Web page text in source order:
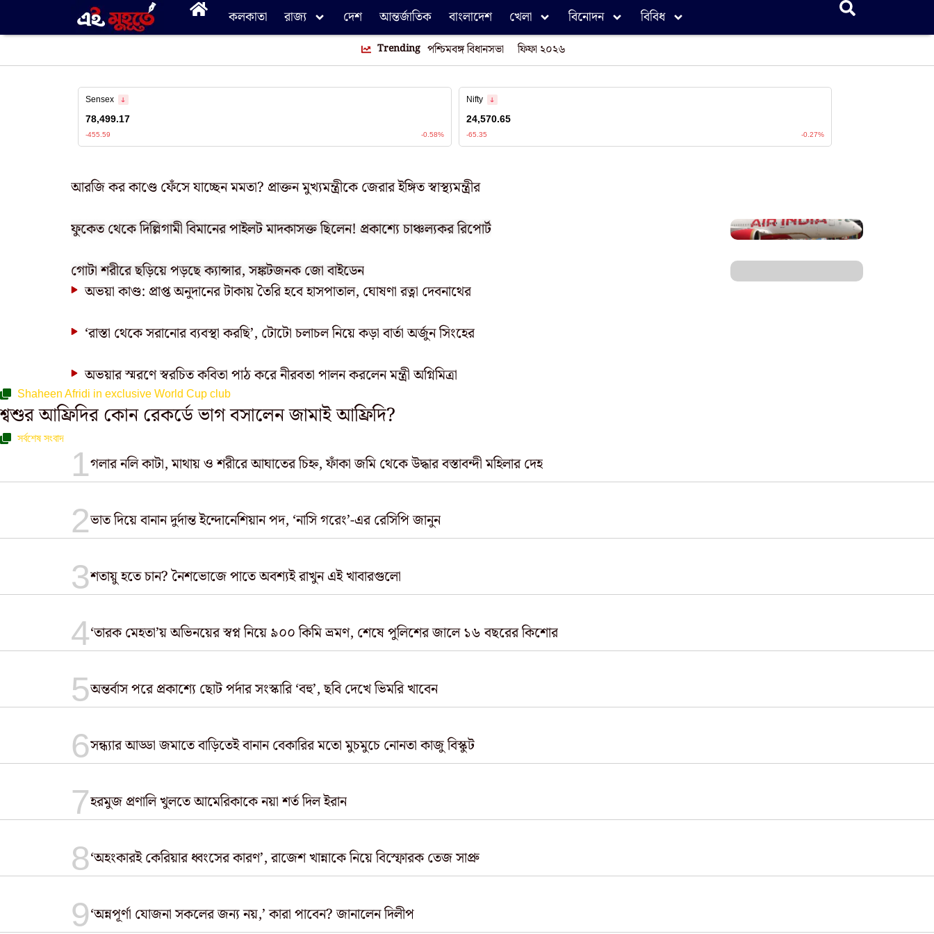
কলকাতা রাজ্য দেশ আন্তর্জাতিক বাংলাদেশ খেলা বিনোদন বিবিধ
Trending পশ্চিমবঙ্গ বিধানসভা ফিফা ২০২৬
আরজি কর কাণ্ডে ফেঁসে যাচ্ছেন মমতা? প্রাক্তন মুখ্যমন্ত্রীকে জেরার ইঙ্গিত স্বাস্থ্যমন্ত্রীর
ফুকেত থেকে দিল্লিগামী বিমানের পাইলট মাদকাসক্ত ছিলেন! প্রকাশ্যে চাঞ্চল্যকর রিপোর্ট
গোটা শরীরে ছড়িয়ে পড়ছে ক্যান্সার, সঙ্কটজনক জো বাইডেন
অভয়া কাণ্ড: প্রাপ্ত অনুদানের টাকায় তৈরি হবে হাসপাতাল, ঘোষণা রত্না দেবনাথের
‘রাস্তা থেকে সরানোর ব্যবস্থা করছি’, টোটো চলাচল নিয়ে কড়া বার্তা অর্জুন সিংহের
অভয়ার স্মরণে স্বরচিত কবিতা পাঠ করে নীরবতা পালন করলেন মন্ত্রী অগ্নিমিত্রা
Shaheen Afridi in exclusive World Cup club
শ্বশুর আফ্রিদির কোন রেকর্ডে ভাগ বসালেন জামাই আফ্রিদি?
সর্বশেষ সংবাদ
গলার নলি কাটা, মাথায় ও শরীরে আঘাতের চিহ্ন, ফাঁকা জমি থেকে উদ্ধার বস্তাবন্দী মহিলার দেহ
ভাত দিয়ে বানান দুর্দান্ত ইন্দোনেশিয়ান পদ, ‘নাসি গরেং’-এর রেসিপি জানুন
শতায়ু হতে চান? নৈশভোজে পাতে অবশ্যই রাখুন এই খাবারগুলো
‘তারক মেহতা’য় অভিনয়ের স্বপ্ন নিয়ে ৯০০ কিমি ভ্রমণ, শেষে পুলিশের জালে ১৬ বছরের কিশোর
অন্তর্বাস পরে প্রকাশ্যে ছোট পর্দার সংস্কারি ‘বহু’, ছবি দেখে ভিমরি খাবেন
সন্ধ্যার আড্ডা জমাতে বাড়িতেই বানান বেকারির মতো মুচমুচে নোনতা কাজু বিস্কুট
হরমুজ প্রণালি খুলতে আমেরিকাকে নয়া শর্ত দিল ইরান
‘অহংকারই কেরিয়ার ধ্বংসের কারণ’, রাজেশ খান্নাকে নিয়ে বিস্ফোরক তেজ সাপ্রু
‘অন্নপূর্ণা যোজনা সকলের জন্য নয়,’ কারা পাবেন? জানালেন দিলীপ